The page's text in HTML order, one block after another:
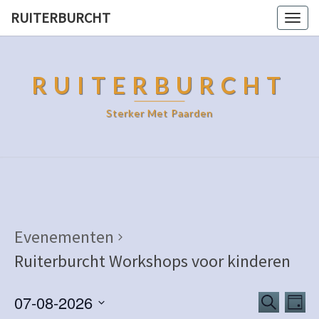
RUITERBURCHT
RUITERBURCHT
Sterker Met Paarden
Evenementen
Ruiterburcht Workshops voor kinderen
Zoeken
Dag
07-08-2026